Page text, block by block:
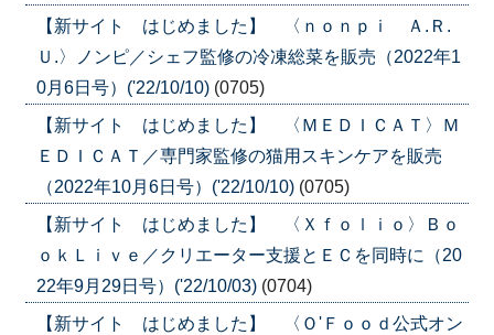
【新サイト はじめました】 〈ｎｏｎｐｉ Ａ.Ｒ.
Ｕ.〉ノンピ／シェフ監修の冷凍総菜を販売（2022年1
0月6日号）('22/10/10) (0705)
【新サイト はじめました】 〈ＭＥＤＩＣＡＴ〉Ｍ
ＥＤＩＣＡＴ／専門家監修の猫用スキンケアを販売
（2022年10月6日号）('22/10/10) (0705)
【新サイト はじめました】 〈Ｘｆｏｌｉｏ〉Ｂｏ
ｏｋＬｉｖｅ／クリエーター支援とＥＣを同時に（20
22年9月29日号）('22/10/03) (0704)
【新サイト はじめました】 〈Ｏ'Ｆｏｏｄ公式オン